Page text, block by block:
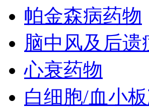
帕金森病药物
脑中风及后遗
心衰药物
白细胞/血小